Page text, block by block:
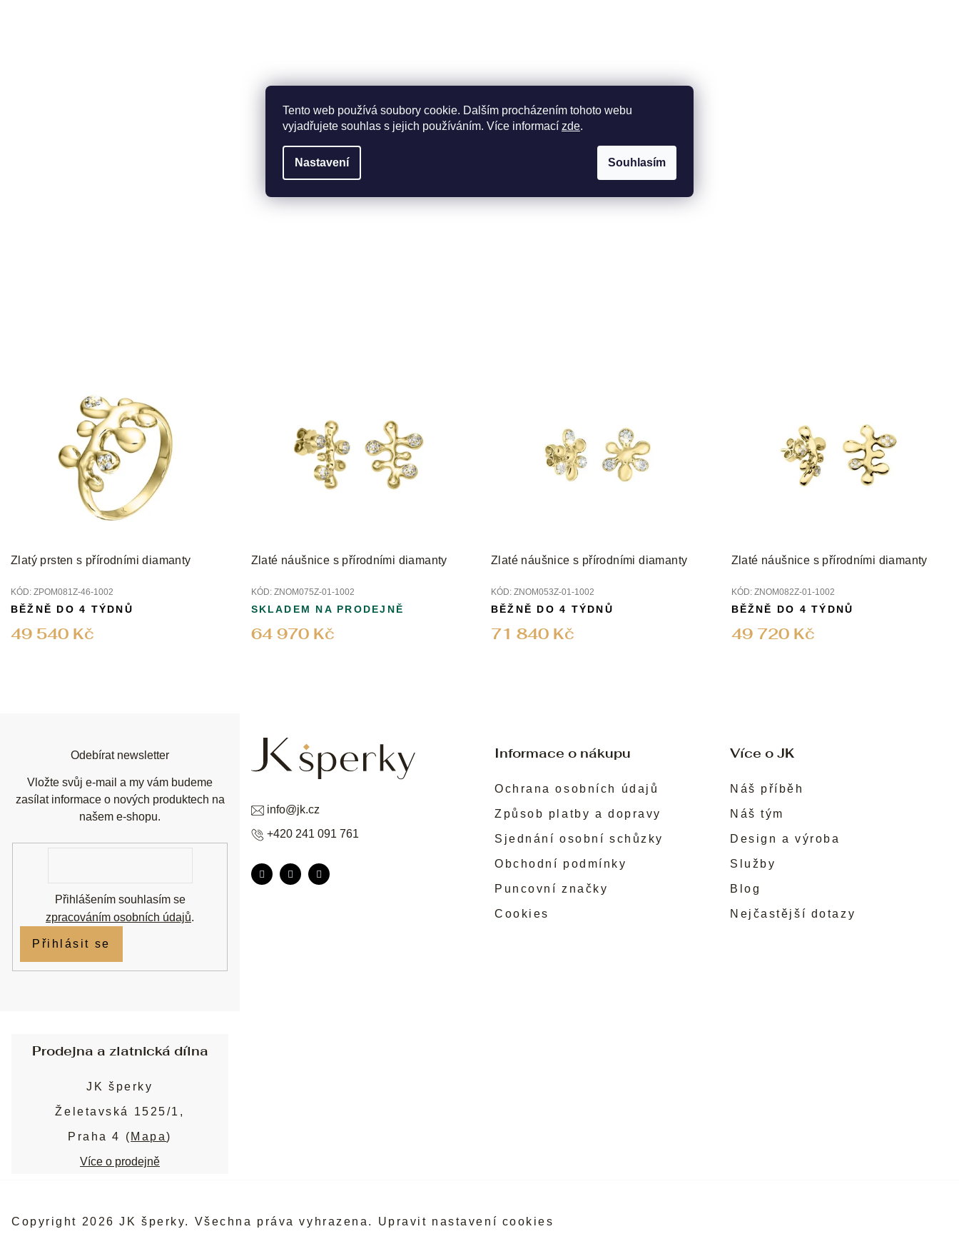
Tento web používá soubory cookie. Dalším procházením tohoto webu
vyjadřujete souhlas s jejich používáním. Více informací zde.
Nastavení Souhlasím
Zlatý prsten s přírodními diamanty
KÓD: ZPOM081Z-46-1002
49 540 Kč
BĚŽNĚ DO 4 TÝDNŮ
Zlaté náušnice s přírodními diamanty
KÓD: ZNOM075Z-01-1002
64 970 Kč
SKLADEM NA PRODEJNĚ
Zlaté náušnice s přírodními diamanty
KÓD: ZNOM053Z-01-1002
71 840 Kč
BĚŽNĚ DO 4 TÝDNŮ
Zlaté náušnice s přírodními diamanty
KÓD: ZNOM082Z-01-1002
49 720 Kč
BĚŽNĚ DO 4 TÝDNŮ
Informace o nákupu
Ochrana osobních údajů
Způsob platby a dopravy
Sjednání osobní schůzky
Obchodní podmínky
Puncovní značky
Cookies
Více o JK
Náš příběh
Náš tým
Design a výroba
Služby
Blog
Nejčastější dotazy
info@jk.cz
+420 241 091 761
Odebírat newsletter
Vložte svůj e-mail a my vám budeme
zasílat informace o nových produktech na
našem e-shopu.
Přihlášením souhlasím se
zpracováním osobních údajů.
Přihlásit se
Prodejna a zlatnická dílna
JK šperky
Želetavská 1525/1,
Praha 4 ( Mapa)
Více o prodejně
Copyright 2026JK šperky. Všechna práva vyhrazena. Upravit nastavení cookies